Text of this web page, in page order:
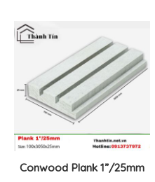
Conwood Plank 1”/25mm